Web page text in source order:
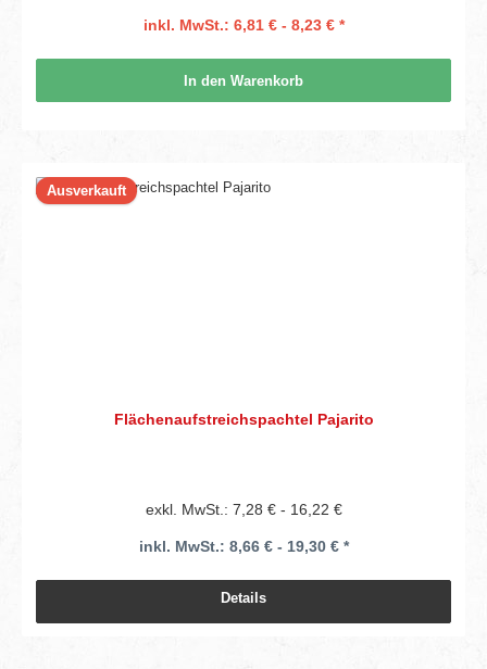
inkl. MwSt.: 6,81 € - 8,23 € *
In den Warenkorb
Ausverkauft
Flächenaufstreichspachtel Pajarito
exkl. MwSt.: 7,28 € - 16,22 €
inkl. MwSt.: 8,66 € - 19,30 € *
Details